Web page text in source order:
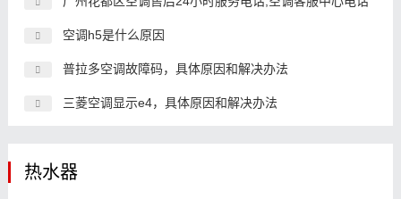
空调h5是什么原因
普拉多空调故障码，具体原因和解决办法
三菱空调显示e4，具体原因和解决办法
热水器